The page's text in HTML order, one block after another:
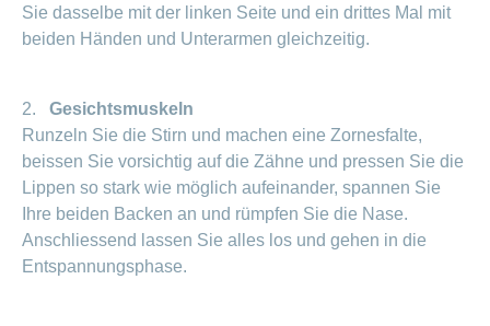
Sie dasselbe mit der linken Seite und ein drittes Mal mit
beiden Händen und Unterarmen gleichzeitig.
2. Gesichtsmuskeln
Runzeln Sie die Stirn und machen eine Zornesfalte,
beissen Sie vorsichtig auf die Zähne und pressen Sie die
Lippen so stark wie möglich aufeinander, spannen Sie
Ihre beiden Backen an und rümpfen Sie die Nase.
Anschliessend lassen Sie alles los und gehen in die
Entspannungsphase.